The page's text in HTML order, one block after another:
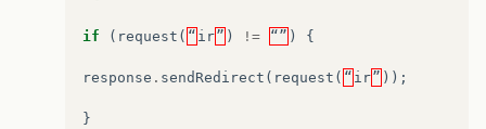
if ( request ( “ ir” ) != “” ) {
response . sendRedirect ( request ( “ ir” ));
}